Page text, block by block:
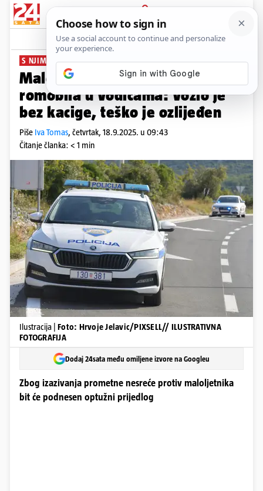
PRIJAVA
News Komentari
S NJIM JE BIO I MLADIĆ (18)
Maloljetnik pao s električnog
romobila u Vodicama: Vozio je
bez kacige, teško je ozlijeđen
Piše Iva Tomas, četvrtak, 18.9.2025. u 09:43
Čitanje članka: < 1 min
Ilustracija | Foto: Hrvoje Jelavic/PIXSELL// ILUSTRATIVNA
FOTOGRAFIJA
Dodaj 24sata među omiljene izvore na Googleu
Zbog izazivanja prometne nesreće protiv maloljetnika
bit će podnesen optužni prijedlog